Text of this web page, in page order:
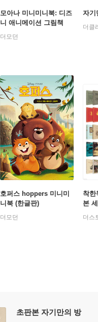
모아나 미니미니북: 디즈
니 애니메이션 그림책
(한글판)
더모던
자기
더클
호퍼스 hoppers 미니미
니북 (한글판)
더모던
착한
본
더스
초판본 자기만의 방